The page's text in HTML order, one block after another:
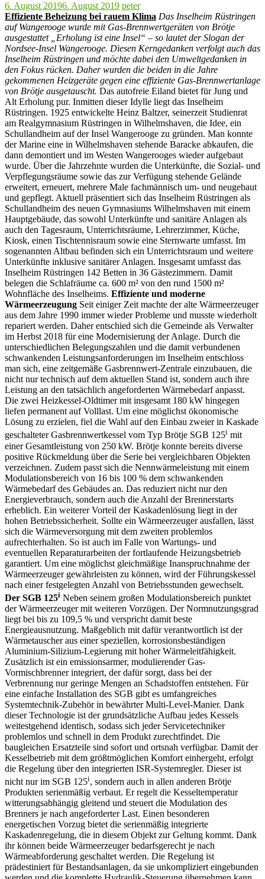
6. August 20196. August 2019 peter
Effiziente Beheizung bei rauem Klima Das Inselheim Rüstringen
auf Wangerooge wurde mit Gas-Brennwertgeräten von Brötje
ausgestattet
„Erholung ist eine Insel“ – so lautet der Slogan der
Nordsee-Insel Wangerooge. Diesen Kerngedanken verfolgt auch das
Inselheim Rüstringen und möchte dabei den Umweltgedanken in
den Fokus rücken. Daher wurden die beiden in die Jahre
gekommenen Heizgeräte gegen eine effiziente Gas-Brennwertanlage
von Brötje ausgetauscht. Das autofreie Eiland bietet für Jung und
Alt Erholung pur. Inmitten dieser Idylle liegt das Inselheim
Rüstringen. 1925 entwickelte Heinz Baltzer, seinerzeit Studienrat
am Realgymnasium Rüstringen in Wilhelmshaven, die Idee, ein
Schullandheim auf der Insel Wangerooge zu gründen. Man konnte
der Marine eine in Wilhelmshaven stehende Baracke abkaufen, die
dann demontiert und im Westen Wangerooges wieder aufgebaut
wurde. Über die Jahrzehnte wurden die Unterkünfte, die Sozial- und
Verpflegungsräume sowie das zur Verfügung stehende Gelände
erweitert, erneuert, mehrere Male fachmännisch um- und neugebaut
und gepflegt. Aktuell präsentiert sich das Inselheim Rüstringen als
Schullandheim des neuen Gymnasiums Wilhelmshaven mit einem
Hauptgebäude, das sowohl Unterkünfte und sanitäre Anlagen als
auch den Tagesraum, Unterrichtsräume, Lehrerzimmer, Küche,
Kiosk, einen Tischtennisraum sowie eine Sternwarte umfasst. Im
sogenannten Altbau befinden sich ein Unterrichtsraum und weitere
Unterkünfte inklusive sanitärer Anlagen. Insgesamt umfasst das
Inselheim Rüstringen 142 Betten in 36 Gästezimmern. Damit
belegen die Schlafräume ca. 600 m² von den rund 1500 m²
Wohnfläche des Inselheims. Effiziente und moderne
Wärmeerzeugung Seit einiger Zeit machte der alte Wärmeerzeuger
aus dem Jahre 1990 immer wieder Probleme und musste wiederholt
repariert werden. Daher entschied sich die Gemeinde als Verwalter
im Herbst 2018 für eine Modernisierung der Anlage. Durch die
unterschiedlichen Belegungszahlen und die damit verbundenen
schwankenden Leistungsanforderungen im Inselheim entschloss
man sich, eine zeitgemäße Gasbrennwert-Zentrale einzubauen, die
nicht nur technisch auf dem aktuellen Stand ist, sondern auch ihre
Leistung an den tatsächlich angeforderten Wärmebedarf anpasst.
Die zwei Heizkessel-Oldtimer mit insgesamt 180 kW hingegen
liefen permanent auf Volllast. Um eine möglichst ökonomische
Lösung zu erzielen, fiel die Wahl auf den Einbau zweier in Kaskade
geschalteter Gasbrennwertkessel vom Typ Brötje SGB 125i mit
einer Gesamtleistung von 250 kW. Brötje konnte bereits diverse
positive Rückmeldung über die Serie bei vergleichbaren Objekten
verzeichnen. Zudem passt sich die Nennwärmeleistung mit einem
Modulationsbereich von 16 bis 100 % dem schwankenden
Wärmebedarf des Gebäudes an. Das reduziert nicht nur den
Energieverbrauch, sondern auch die Anzahl der Brennerstarts
erheblich. Ein weiterer Vorteil der Kaskadenlösung liegt in der
hohen Betriebssicherheit. Sollte ein Wärmeerzeuger ausfallen, lässt
sich die Wärmeversorgung mit dem zweiten problemlos
aufrechterhalten. So ist auch im Falle von Wartungs- und
eventuellen Reparaturarbeiten der fortlaufende Heizungsbetrieb
garantiert. Um eine möglichst gleichmäßige Inanspruchnahme der
Wärmeerzeuger gewährleisten zu können, wird der Führungskessel
nach einer festgelegten Anzahl von Betriebsstunden gewechselt.
Der SGB 125i Neben seinem großen Modulationsbereich punktet
der Wärmeerzeuger mit weiteren Vorzügen. Der Normnutzungsgrad
liegt bei bis zu 109,5 % und verspricht damit beste
Energieausnutzung. Maßgeblich mit dafür verantwortlich ist der
Wärmetauscher aus einer speziellen, korrosionsbeständigen
Aluminium-Silizium-Legierung mit hoher Wärmeleitfähigkeit.
Zusätzlich ist ein emissionsarmer, modulierender Gas-
Vormischbrenner integriert, der dafür sorgt, dass bei der
Verbrennung nur geringe Mengen an Schadstoffen entstehen. Für
eine einfache Installation des SGB gibt es umfangreiches
Systemtechnik-Zubehör in bewährter Multi-Level-Manier. Dank
dieser Technologie ist der grundsätzliche Aufbau jedes Kessels
weitestgehend identisch, sodass sich jeder Servicetechniker
problemlos und schnell in dem Produkt zurechtfindet. Die
baugleichen Ersatzteile sind sofort und ortsnah verfügbar. Damit der
Kesselbetrieb mit dem größtmöglichen Komfort einhergeht, erfolgt
die Regelung über den integrierten ISR-Systemregler. Dieser ist
nicht nur im SGB 125i, sondern auch in allen anderen Brötje
Produkten serienmäßig verbaut. Er regelt die Kesseltemperatur
witterungsabhängig gleitend und steuert die Modulation des
Brenners je nach angeforderter Last. Einen besonderen
energetischen Vorzug bietet die serienmäßig integrierte
Kaskadenregelung, die in diesem Objekt zur Geltung kommt. Dank
ihr können beide Wärmeerzeuger bedarfsgerecht je nach
Wärmeabforderung geschaltet werden. Die Regelung ist
prädestiniert für Bestandsanlagen, da sie unkompliziert eingebunden